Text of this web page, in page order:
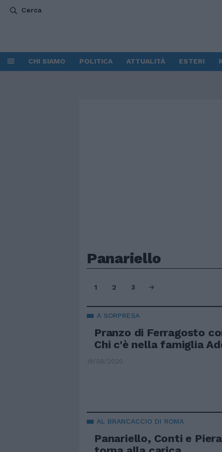
Cerca
CHI SIAMO POLITICA ATTUALITÀ ESTERI
Panariello
1 2 3
A SORPRESA
Pranzo di Ferragosto
Chi c'è nella famiglia
19/08/2020
AL BRANCACCIO DI ROMA
Panariello, Conti e